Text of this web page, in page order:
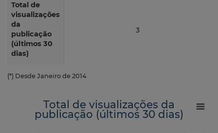
Total de
visualizações
da
publicação
(últimos 30
dias)
3
(*) Desde Janeiro de 2014
Total de visualizações da
publicação (últimos 30 dias)